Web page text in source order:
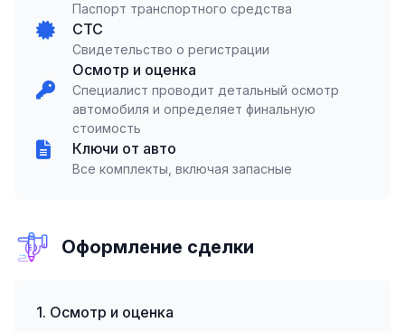
Паспорт транспортного средства
СТС
Свидетельство о регистрации
Осмотр и оценка
Специалист проводит детальный осмотр
автомобиля и определяет финальную
стоимость
Ключи от авто
Все комплекты, включая запасные
Оформление сделки
1. Осмотр и оценка